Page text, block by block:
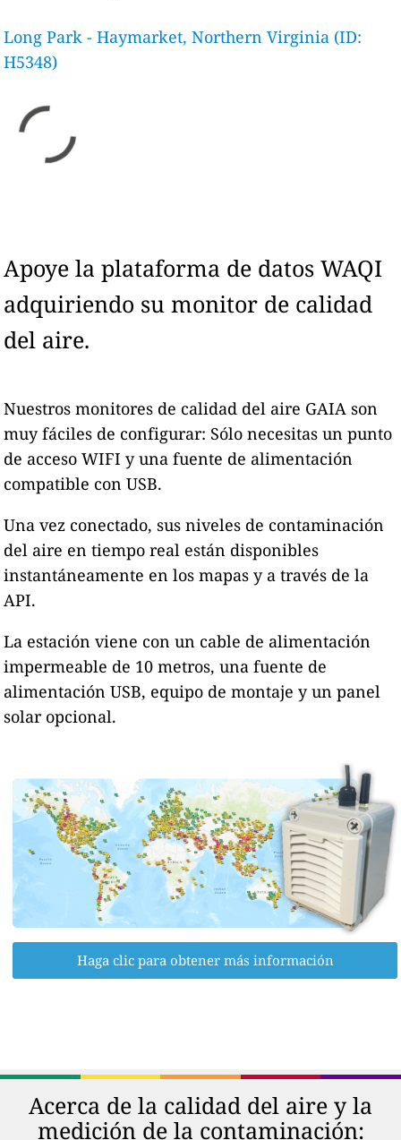
Long Park - Haymarket, Northern Virginia (ID:
H5348)
Apoye la plataforma de datos WAQI
adquiriendo su monitor de calidad
del aire.
Nuestros monitores de calidad del aire GAIA son
muy fáciles de configurar: Sólo necesitas un punto
de acceso WIFI y una fuente de alimentación
compatible con USB.
Una vez conectado, sus niveles de contaminación
del aire en tiempo real están disponibles
instantáneamente en los mapas y a través de la
API.
La estación viene con un cable de alimentación
impermeable de 10 metros, una fuente de
alimentación USB, equipo de montaje y un panel
solar opcional.
Haga clic para obtener más información
Acerca de la calidad del aire y la
medición de la contaminación: